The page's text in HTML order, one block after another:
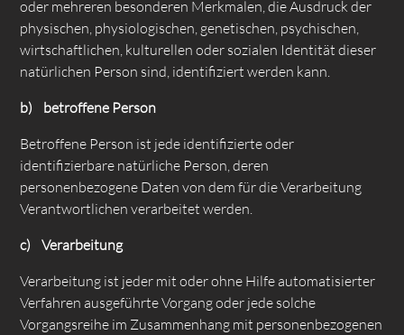
oder mehreren besonderen Merkmalen, die Ausdruck der
physischen, physiologischen, genetischen, psychischen,
wirtschaftlichen, kulturellen oder sozialen Identität dieser
natürlichen Person sind, identifiziert werden kann.
b) betroffene Person
Betroffene Person ist jede identifizierte oder
identifizierbare natürliche Person, deren
personenbezogene Daten von dem für die Verarbeitung
Verantwortlichen verarbeitet werden.
c) Verarbeitung
Verarbeitung ist jeder mit oder ohne Hilfe automatisierter
Verfahren ausgeführte Vorgang oder jede solche
Vorgangsreihe im Zusammenhang mit personenbezogenen